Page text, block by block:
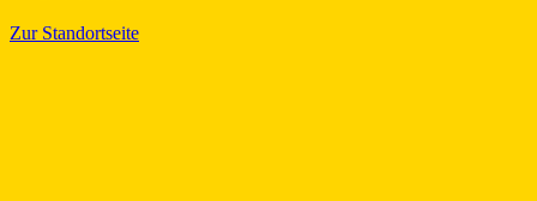
Zur Standortseite